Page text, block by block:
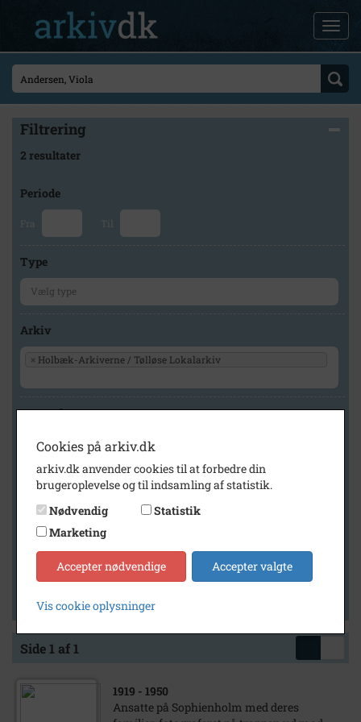
Filtrering
2 resultater
Periode
Fra Til
Type
Arkiv
× Holbæk-Arkiverne / Tølløse Lokalarkiv
Geografi
Generelt
Vis kun med billeder
Vis kun med filmklip
Vis kun med lydklip
Vis kun med kilder
Vis kun med geo-tag
Side 1 af 1
1919 - 1950
Ansatte på Sophienholm med deres
Cookies på arkiv.dk
arkiv.dk anvender cookies til at forbedre din
brugeroplevelse og til indsamling af statistik.
Nødvendig
Statistik
Marketing
Accepter nødvendige Accepter valgte
Vis cookie oplysninger